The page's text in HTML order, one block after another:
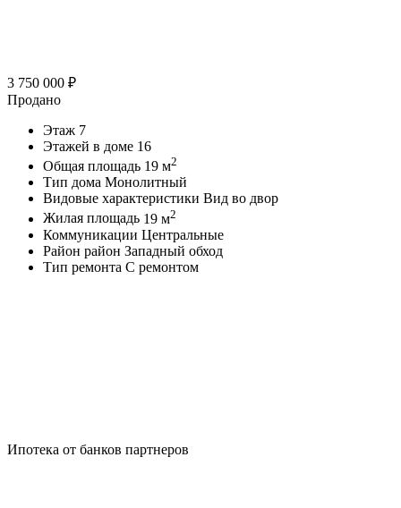
3 750 000 ₽
Продано
Этаж 7
Этажей в доме 16
Общая площадь 19 м2
Тип дома Монолитный
Видовые характеристики Вид во двор
Жилая площадь 19 м2
Коммуникации Центральные
Район район Западный обход
Тип ремонта С ремонтом
Ипотека от банков партнеров